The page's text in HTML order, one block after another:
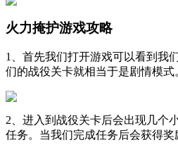
火力掩护游戏攻略
1、首先我们打开游戏可以看到我
们的战役关卡就相当于是剧情模式
2、进入到战役关卡后会出现几个
任务。当我们完成任务后会获得奖